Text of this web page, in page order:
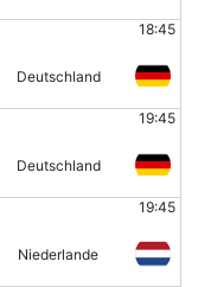
18:45
Deutschland
19:45
Deutschland
19:45
Niederlande